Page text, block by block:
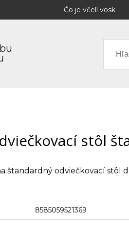
Čo je včelí vosk
stôl
štandardný odviečkovací stôl
8585059521369